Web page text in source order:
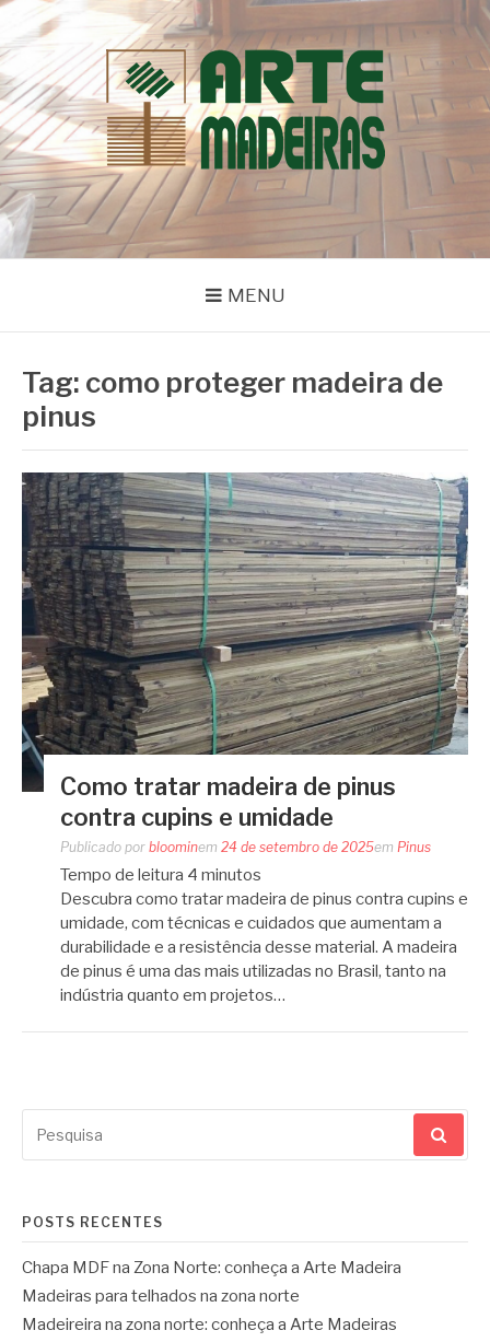
Pular
para
o
conteúdo
BLOG | ARTE
MADEIRAS
Dicas e Novidades sobre Madeiras
MENU
Tag: como proteger madeira de
pinus
Como tratar madeira de pinus
contra cupins e umidade
Publicado por bloominem 24 de setembro de 2025em Pinus
Tempo de leitura 4 minutos
Descubra como tratar madeira de pinus contra cupins e
umidade, com técnicas e cuidados que aumentam a
durabilidade e a resistência desse material. A madeira
de pinus é uma das mais utilizadas no Brasil, tanto na
indústria quanto em projetos…
por:
POSTS RECENTES
Chapa MDF na Zona Norte: conheça a Arte Madeira
Madeiras para telhados na zona norte
Madeireira na zona norte: conheça a Arte Madeiras